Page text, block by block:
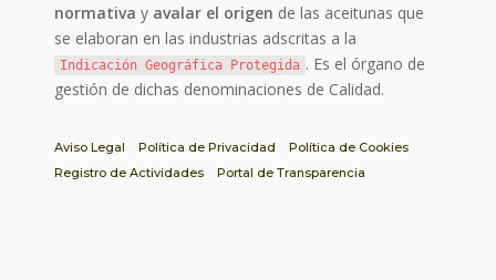
normativa y avalar el origen de las aceitunas que
se elaboran en las industrias adscritas a la
Indicación Geográfica Protegida . Es el órgano de
gestión de dichas denominaciones de Calidad.
Aviso Legal Política de Privacidad
Política de Cookies
Registro de Actividades
Portal de Transparencia